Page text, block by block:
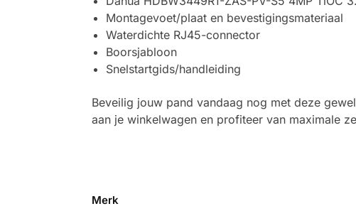
Montagevoet/plaat en bevestigingsmateriaal
Waterdichte RJ45-connector
Boorsjabloon
Snelstartgids/handleiding
Beveilig jouw pand vandaag nog met deze
aan je winkelwagen en profiteer van maximale
Merk